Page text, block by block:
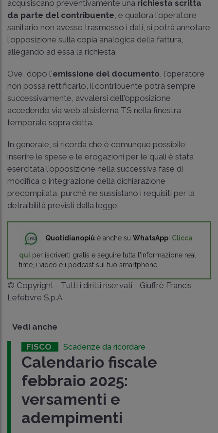
acquisiscano preventivamente una richiesta scritta
da parte del contribuente , e qualora l'operatore
sanitario non avesse trasmesso i dati, si potrà annotare
l'opposizione sulla copia analogica della fattura,
allegando ad essa la richiesta.
Ove, dopo l'emissione del documento , l'operatore
non possa rettificarlo, il contribuente potrà sempre
successivamente, avvalersi dell'opposizione
accedendo via web al sistema TS nella finestra
temporale sopra detta.
In generale, si ricorda che è comunque possibile
inserire le spese e le erogazioni per le quali è stata
esercitata l'opposizione nella successiva fase di
modifica o integrazione della dichiarazione
precompilata, purché ne sussistano i requisiti per la
detraibilità previsti dalla legge.
Quotidianopiù è anche su WhatsApp! Clicca
qui per iscriverti gratis e seguire tutta l'informazione real
time, i video e i podcast sul tuo smartphone.
© Copyright - Tutti i diritti riservati - Giuffrè Francis
Lefebvre S.p.A.
Vedi anche
FISCO Scadenze da ricordare
Calendario fiscale
febbraio 2025:
versamenti e
adempimenti